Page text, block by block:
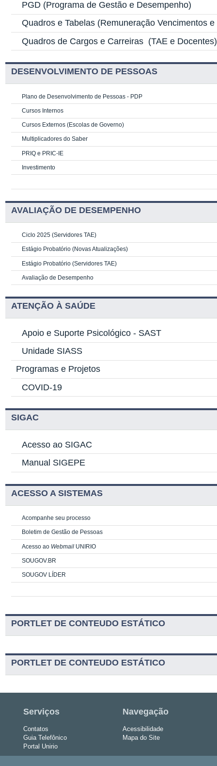
PGD (Programa de Gestão e Desempenho)
Quadros e Tabelas (Remuneração Vencimentos
Quadros de Cargos e Carreiras (TAE e Docentes)
DESENVOLVIMENTO DE PESSOAS
Plano de Desenvolvimento de Pessoas - PDP
Cursos Internos
Cursos Externos (Escolas de Governo)
Multiplicadores do Saber
PRIQ e PRIC-IE
Investimento
AVALIAÇÃO DE DESEMPENHO
Ciclo 2025 (Servidores TAE)
Estágio Probatório (Novas Atualizações)
Estágio Probatório (Servidores TAE)
Avaliação de Desempenho
ATENÇÃO À SAÚDE
Apoio e Suporte Psicológico - SAST
Unidade SIASS
Programas e Projetos
COVID-19
SIGAC
Acesso ao SIGAC
Manual SIGEPE
ACESSO A SISTEMAS
Acompanhe seu processo
Boletim de Gestão de Pessoas
Acesso ao Webmail UNIRIO
SOUGOV.BR
SOUGOV LÍDER
PORTLET DE CONTEUDO ESTÁTICO
PORTLET DE CONTEUDO ESTÁTICO
Serviços
Contatos
Guia Telefônico
Portal Unirio
Navegação
Acessibilidade
Mapa do Site